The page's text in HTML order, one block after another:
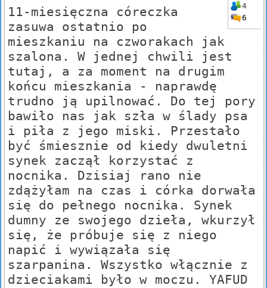
4
6
11-miesięczna córeczka
zasuwa ostatnio po
mieszkaniu na czworakach jak
szalona. W jednej chwili jest
tutaj, a za moment na drugim
końcu mieszkania - naprawdę
trudno ją upilnować. Do tej pory
bawiło nas jak szła w ślady psa
i piła z jego miski. Przestało
być śmiesznie od kiedy dwuletni
synek zaczął korzystać z
nocnika. Dzisiaj rano nie
zdążyłam na czas i córka dorwała
się do pełnego nocnika. Synek
dumny ze swojego dzieła, wkurzył
się, że próbuje się z niego
napić i wywiązała się
szarpanina. Wszystko włącznie z
dzieciakami było w moczu. YAFUD